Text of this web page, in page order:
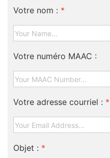
Votre nom : *
Votre numéro MAAC :
Votre adresse courriel : *
Objet : *